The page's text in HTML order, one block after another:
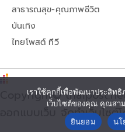
สาธารณสุข-คุณภาพชีวิต
บันเทิง
ไทยโพสต์ ทีวี
Copyright©
ออกแบบเว็บ จัดทำเว็บไซ
เราใช้คุกกี้เพื่อพัฒนาประสิท
เว็บไซต์ของคุณ คุณสา
ยินยอม
นโ